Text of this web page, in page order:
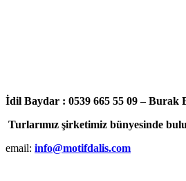
İdil Baydar : 0539 665 55 09 –
Turlarımız şirketimiz bünyesinde bulu
email: info@motifdalis.com